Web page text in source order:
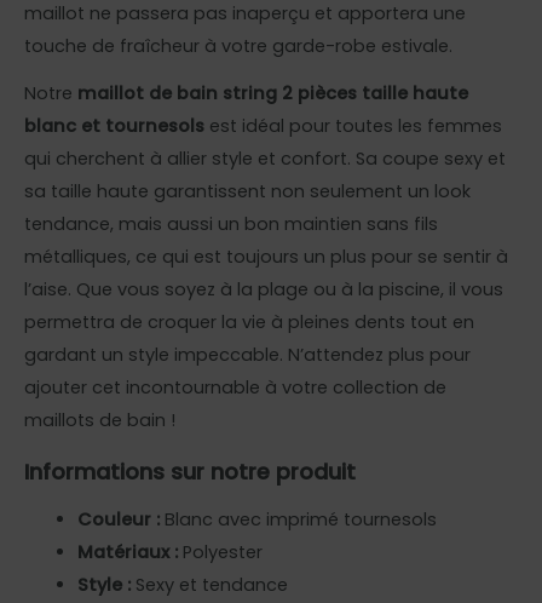
maillot ne passera pas inaperçu et apportera une
touche de fraîcheur à votre garde-robe estivale.
Notre maillot de bain string 2 pièces taille haute
blanc et tournesols est idéal pour toutes les femmes
qui cherchent à allier style et confort. Sa coupe sexy et
sa taille haute garantissent non seulement un look
tendance, mais aussi un bon maintien sans fils
métalliques, ce qui est toujours un plus pour se sentir à
l’aise. Que vous soyez à la plage ou à la piscine, il vous
permettra de croquer la vie à pleines dents tout en
gardant un style impeccable. N’attendez plus pour
ajouter cet incontournable à votre collection de
maillots de bain !
Informations sur notre produit
Couleur :Blanc avec imprimé tournesols
Matériaux :Polyester
Style :Sexy et tendance